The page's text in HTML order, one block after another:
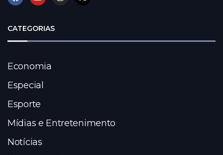
CATEGORIAS
Economia
Especial
Esporte
Mídias e Entretenimento
Notícias